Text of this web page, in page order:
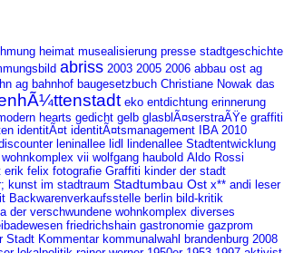
heimat musealisierung presse stadtgeschichte
abriss 2003 2005 2006 abbau ost ag
ag bahnhof baugesetzbuch Christiane Nowak das
eko entdichtung erinnerung
hearts gedicht gelb glasblÃ¤serstraÃŸe graffiti
identitÃ¤t identitÃ¤tsmanagement IBA 2010
leninallee lidl lindenallee Stadtentwicklung
wohnkomplex vii wolfgang haubold Aldo Rossi
erik felix fotografie Graffiti kinder der stadt
kunst im stadtraum Stadtumbau Ost x** andi leser
Backwarenverkaufsstelle berlin bild-kritik
der verschwundene wohnkomplex diverses
friedrichshain gastronomie gazprom
Stadt Kommentar kommunalwahl brandenburg 2008